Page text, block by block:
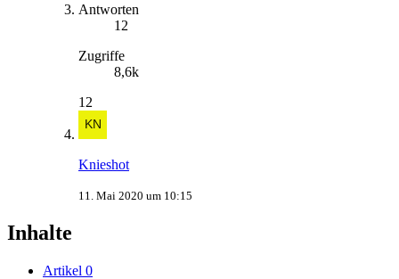
Antworten
12
Zugriffe
8,6k
12
Knieshot
11. Mai 2020 um 10:15
Inhalte
Artikel 0